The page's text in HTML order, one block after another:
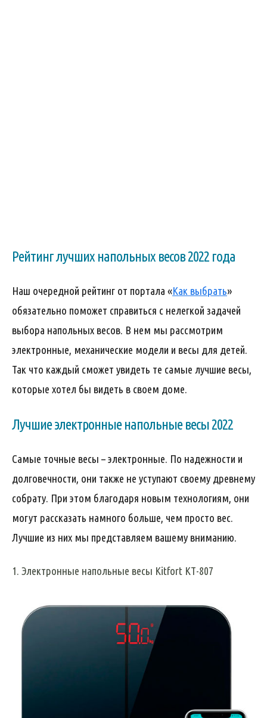
Рейтинг лучших напольных весов 2022 года
Наш очередной рейтинг от портала «Как выбрать»
обязательно поможет справиться с нелегкой задачей
выбора напольных весов. В нем мы рассмотрим
электронные, механические модели и весы для детей.
Так что каждый сможет увидеть те самые лучшие весы,
которые хотел бы видеть в своем доме.
Лучшие электронные напольные весы 2022
Самые точные весы – электронные. По надежности и
долговечности, они также не уступают своему древнему
собрату. При этом благодаря новым технологиям, они
могут рассказать намного больше, чем просто вес.
Лучшие из них мы представляем вашему вниманию.
1. Электронные напольные весы Kitfort КТ-807